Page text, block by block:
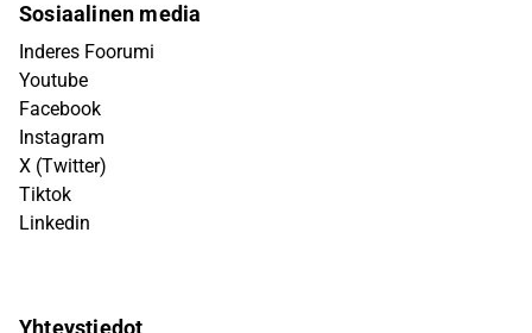
Sosiaalinen media
Inderes Foorumi
Youtube
Facebook
Instagram
X (Twitter)
Tiktok
Linkedin
Yhteystiedot